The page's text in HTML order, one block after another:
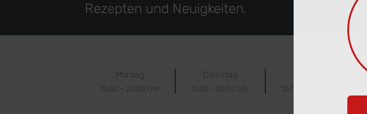
Rezepten und Neuigkeiten.
Montag
12:00 - 22:00 Uhr
Dienstag
12:00 - 22:00 Uhr 12:00 - 22:00 Uhr